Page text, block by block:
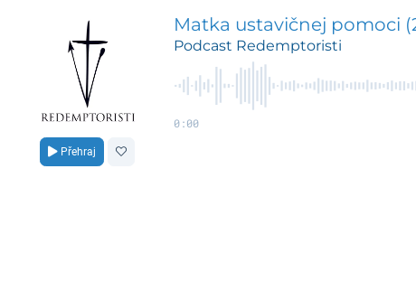
Přehraj
Matka ustavičnej pomoci
Podcast Redemptoristi
0:00